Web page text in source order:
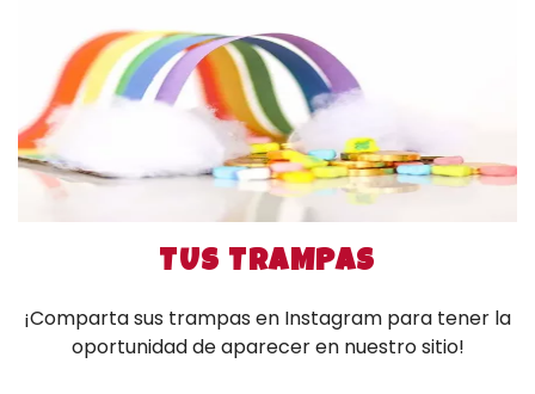
TUS TRAMPAS
¡Comparta sus trampas en Instagram para tener la
oportunidad de aparecer en nuestro sitio!